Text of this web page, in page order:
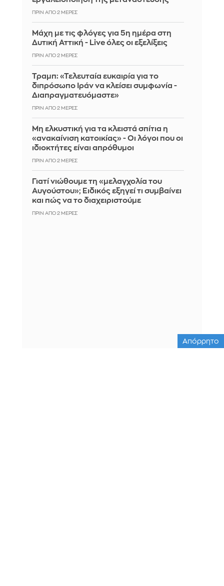
ΠΡΙΝ ΑΠΌ 2 ΜΈΡΕΣ
Μάχη με τις φλόγες για 5η ημέρα στη
Δυτική Αττική - Live όλες οι εξελίξεις
ΠΡΙΝ ΑΠΌ 2 ΜΈΡΕΣ
Τραμπ: «Τελευταία ευκαιρία για το
διπρόσωπο Ιράν να κλείσει συμφωνία -
Διαπραγματευόμαστε»
ΠΡΙΝ ΑΠΌ 2 ΜΈΡΕΣ
Μη ελκυστική για τα κλειστά σπίτια η
«ανακαίνιση κατοικίας» - Οι λόγοι που οι
ιδιοκτήτες είναι απρόθυμοι
ΠΡΙΝ ΑΠΌ 2 ΜΈΡΕΣ
Γιατί νιώθουμε τη «μελαγχολία του
Αυγούστου»; Ειδικός εξηγεί τι συμβαίνει
και πώς να το διαχειριστούμε
ΠΡΙΝ ΑΠΌ 2 ΜΈΡΕΣ
Απόρρητο